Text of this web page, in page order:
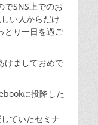
でSNS上でのお
い人からだけ
とり一日を過ご
けましておめで
に投降した
ていたセミナ